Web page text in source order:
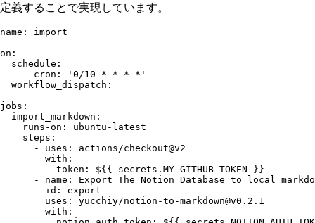
定義することで実現しています。
name :
import
on :
  schedule
:
    -
cron : ' 0/10 * * * * '
  workflow_dispatch
:
jobs :
  import_markdown
:
    runs-on
:
ubuntu-latest
    steps
:
      -
uses :
actions/checkout@v2
        with
:
          token
:
${{ secrets.MY_GITHUB_TOKEN }}
      -
name :
Export The Notion Database to local
        id
:
export
        uses
: yucchiy/notion-to-markdown@v0.2.1
        with
: